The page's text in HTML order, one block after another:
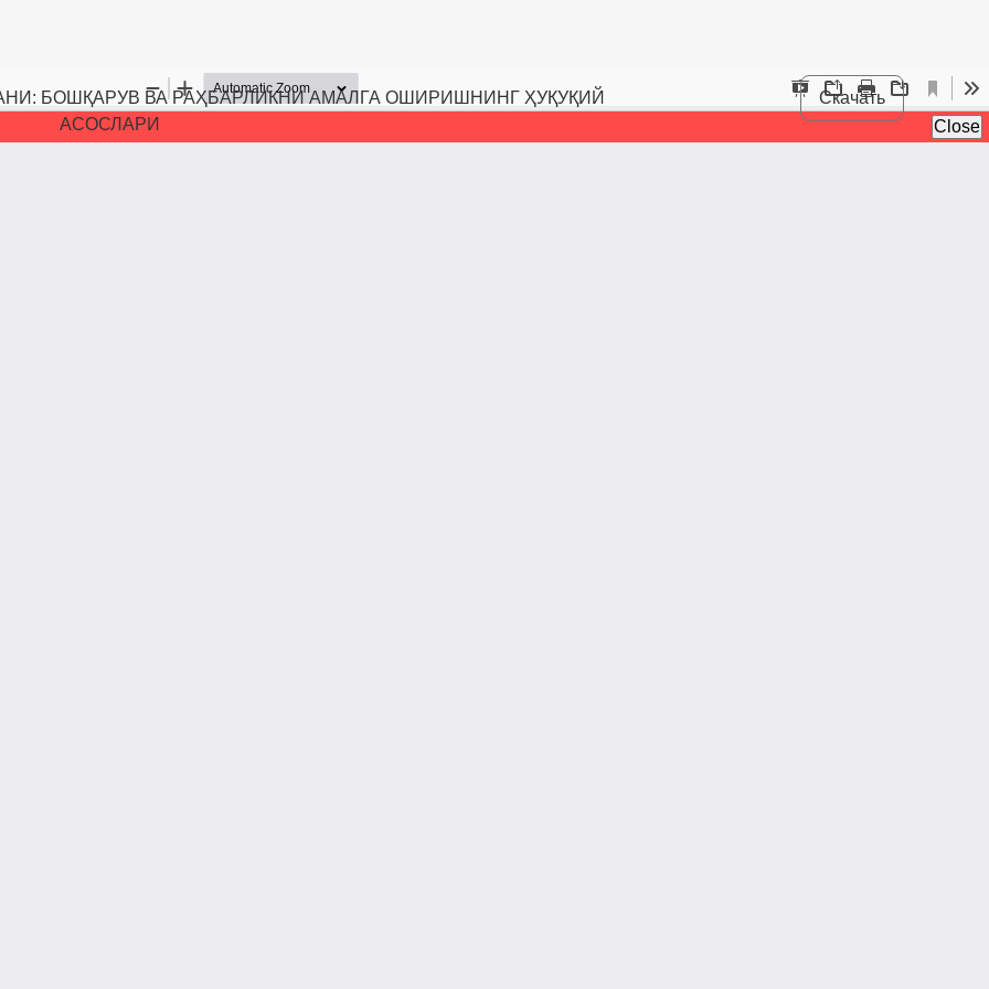
БОШҚАРУВ ВА РАҲБАРЛИКНИ АМАЛГА ОШИРИШНИНГ ҲУҚУҚИЙ
АСОСЛАРИ
Скачать